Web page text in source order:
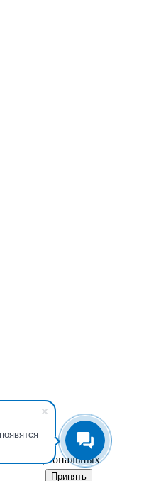
«О персональных
Принять